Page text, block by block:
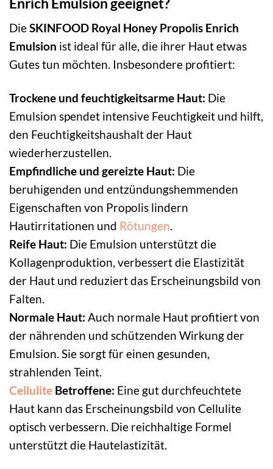
DieSKINFOOD Royal Honey Propolis Enrich
Emulsion ist ideal für alle, die ihrer Haut etwas
Gutes tun möchten. Insbesondere profitiert:
Trockene und feuchtigkeitsarme Haut: Die
Emulsion spendet intensive Feuchtigkeit und hilft,
den Feuchtigkeitshaushalt der Haut
wiederherzustellen.
Empfindliche und gereizte Haut: Die
beruhigenden und entzündungshemmenden
Eigenschaften von Propolis lindern
Hautirritationen und Rötungen.
Reife Haut: Die Emulsion unterstützt die
Kollagenproduktion, verbessert die Elastizität
der Haut und reduziert das Erscheinungsbild von
Falten.
Normale Haut: Auch normale Haut profitiert von
der nährenden und schützenden Wirkung der
Emulsion. Sie sorgt für einen gesunden,
strahlenden Teint.
Cellulite Betroffene: Eine gut durchfeuchtete
Haut kann das Erscheinungsbild von Cellulite
optisch verbessern. Die reichhaltige Formel
unterstützt die Hautelastizität.